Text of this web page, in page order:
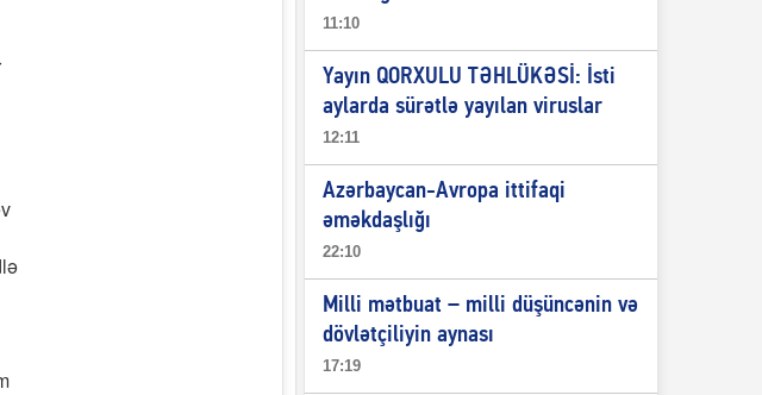
11:10
Yayın QORXULU TƏHLÜKƏSİ: İsti
aylarda sürətlə yayılan viruslar
12:11
Azərbaycan-Avropa ittifaqi
əməkdaşlığı
22:10
Milli mətbuat – milli düşüncənin və
dövlətçiliyin aynası
17:19